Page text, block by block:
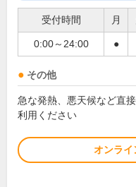
受付時間 月
0:00～24:00 ●
その他
急な発熱、悪天候など直
利用ください
オンライ